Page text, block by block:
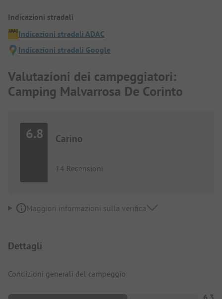
Indicazioni stradali
Indicazioni stradali ADAC
Indicazioni stradali Google
Valutazioni dei campeggiatori:
Camping Malvarrosa De Corinto
6.8 Carino
14 Recensioni
Maggiori informazioni sulla verifica
Dettagli
Condizioni generali del campeggio